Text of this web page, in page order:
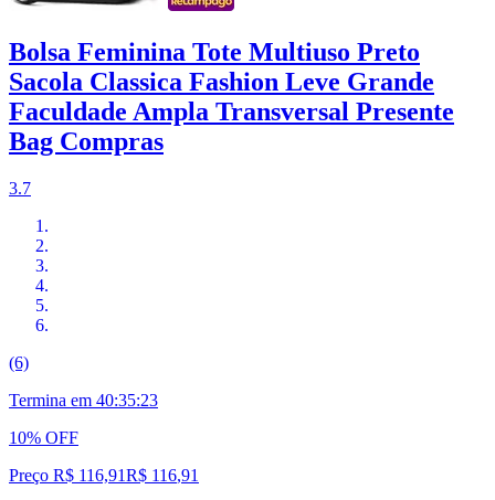
Bolsa Feminina Tote Multiuso Preto
Sacola Classica Fashion Leve Grande
Faculdade Ampla Transversal Presente
Bag Compras
3.7
(6)
Termina em 40:35:22
10% OFF
Preço R$ 116,91R$ 116,91